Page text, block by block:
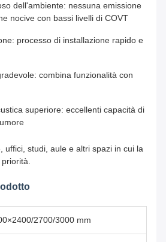
dell'ambiente: nessuna emissione
nocive con bassi livelli di COVT
processo di installazione rapido e
combina funzionalità con
superiore: eccellenti capacità di
uffici, studi, aule e altri spazi in cui la
2700/3000 mm